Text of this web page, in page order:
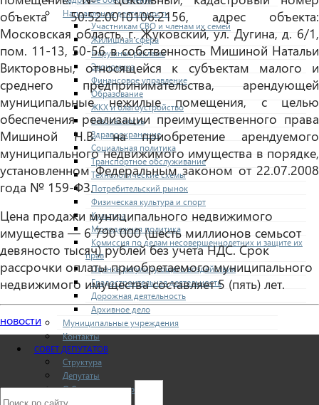
Направления деятельности
Участникам СВО и членам их семей
Жилищная сфера
Наружная реклама
Экономика
Финансовое управление
Образование
ЖКХ и благоустройство
Безопасность
Здравоохранение
Социальная политика
Транспортное обслуживание
Технологические схемы
Потребительский рынок
Физическая культура и спорт
Культура
Молодежная политика
Комиссия по делам несовершеннолетних и защите их
прав
Оценка регулирующего воздействия
Градостроительная деятельность
Дорожная деятельность
Архивное дело
Муниципальные учреждения
Контакты
СОВЕТ ДЕПУТАТОВ
Структура
Депутаты
О Совете депутатов
Комиссии
объекта 50:52:0010106:2156, адрес объекта:
Московская область, г. Жуковский, ул. Дугина, д. 6/1,
пом. 11-13, 50-56 в собственность Мишиной Натальи
Викторовны, относящейся к субъектам малого и
среднего предпринимательства, арендующей
муниципальные нежилые помещения, с целью
обеспечения реализации преимущественного права
Мишиной Н.В. на приобретение арендуемого
муниципального недвижимого имущества в порядке,
установленном Федеральным законом от 22.07.2008
года № 159-ФЗ.
Цена продажи муниципального недвижимого
имущества — 6 790 000 (шесть миллионов семьсот
девяносто тысяч) рублей без учета НДС. Срок
рассрочки оплаты приобретаемого муниципального
недвижимого имущества составляет 5 (пять) лет.
новости